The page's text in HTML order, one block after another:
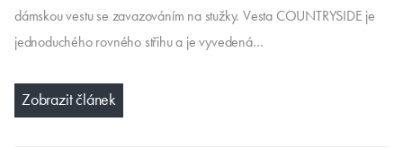
dámskou vestu se zavazováním na stužky. Vesta COUNTRYSIDE je
jednoduchého rovného střihu a je vyvedená…
Zobrazit článek